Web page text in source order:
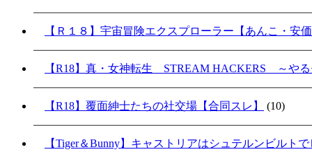
【Ｒ１８】宇宙冒険エクスプローラー【あんこ・安
【R18】真・女神転生 STREAM HACKERS ～や
【R18】覆面紳士たちの社交場【合同スレ】 (10)
【Tiger＆Bunny】キャストリアはシュテルンビルト